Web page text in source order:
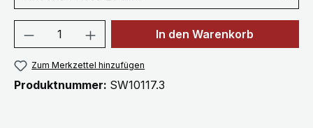
Produkt Anzahl: Gib denIn den Warenkorb
Zum Merkzettel hinzufügen
Produktnummer: SW10117.3